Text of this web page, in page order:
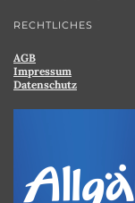
RECHTLICHES
AGB
Impressum
Datenschutz